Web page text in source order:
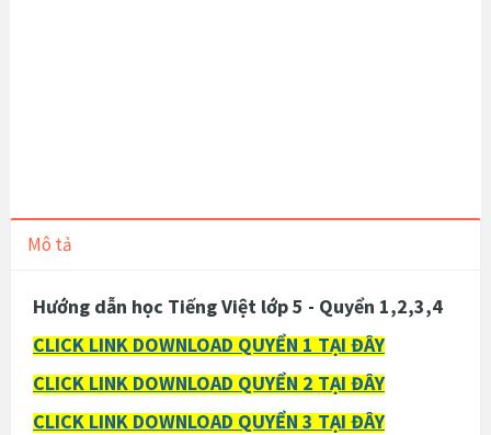
Mô tả
Hướng dẫn học Tiếng Việt lớp 5 - Quyển 1,2,3,4
CLICK LINK DOWNLOAD QUYỂN 1 TẠI ĐÂY
CLICK LINK DOWNLOAD QUYỂN 2 TẠI ĐÂY
CLICK LINK DOWNLOAD QUYỂN 3 TẠI ĐÂY